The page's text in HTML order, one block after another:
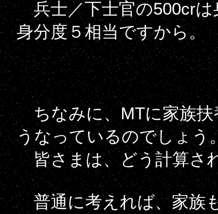
兵士／下士官の500crは
身分度５相当ですから。
ちなみに、MTに家族扶
うなっているのでしょう
皆さまは、どう計算さ
普通に考えれば、家族